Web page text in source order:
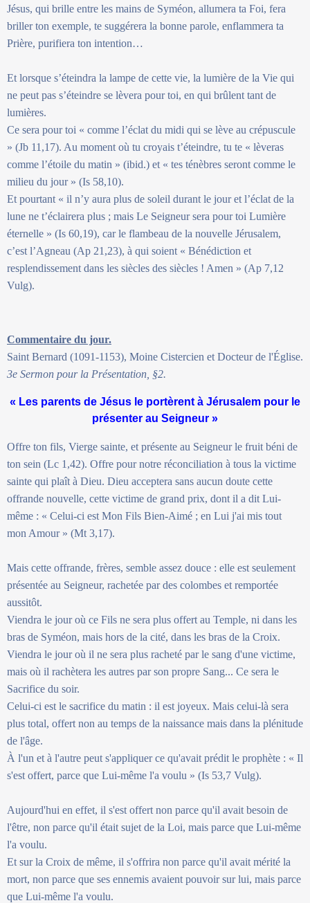
Jésus, qui brille entre les mains de Syméon, allumera ta Foi, fera
briller ton exemple, te suggérera la bonne parole, enflammera ta
Prière, purifiera ton intention…
Et lorsque s’éteindra la lampe de cette vie, la lumière de la Vie qui
ne peut pas s’éteindre se lèvera pour toi, en qui brûlent tant de
lumières.
Ce sera pour toi « comme l’éclat du midi qui se lève au crépuscule
» (Jb 11,17). Au moment où tu croyais t’éteindre, tu te « lèveras
comme l’étoile du matin » (ibid.) et « tes ténèbres seront comme le
milieu du jour » (Is 58,10).
Et pourtant « il n’y aura plus de soleil durant le jour et l’éclat de la
lune ne t’éclairera plus ; mais Le Seigneur sera pour toi Lumière
éternelle » (Is 60,19), car le flambeau de la nouvelle Jérusalem,
c’est l’Agneau (Ap 21,23), à qui soient « Bénédiction et
resplendissement dans les siècles des siècles ! Amen » (Ap 7,12
Vulg).
Commentaire du jour.
Saint Bernard (1091-1153), Moine Cistercien et Docteur de l'Église.
3e Sermon pour la Présentation, §2.
« Les parents de Jésus le portèrent à Jérusalem pour le
présenter au Seigneur »
Offre ton fils, Vierge sainte, et présente au Seigneur le fruit béni de
ton sein (Lc 1,42). Offre pour notre réconciliation à tous la victime
sainte qui plaît à Dieu. Dieu acceptera sans aucun doute cette
offrande nouvelle, cette victime de grand prix, dont il a dit Lui-
même : « Celui-ci est Mon Fils Bien-Aimé ; en Lui j'ai mis tout
mon Amour » (Mt 3,17).
Mais cette offrande, frères, semble assez douce : elle est seulement
présentée au Seigneur, rachetée par des colombes et remportée
aussitôt.
Viendra le jour où ce Fils ne sera plus offert au Temple, ni dans les
bras de Syméon, mais hors de la cité, dans les bras de la Croix.
Viendra le jour où il ne sera plus racheté par le sang d'une victime,
mais où il rachètera les autres par son propre Sang... Ce sera le
Sacrifice du soir.
Celui-ci est le sacrifice du matin : il est joyeux. Mais celui-là sera
plus total, offert non au temps de la naissance mais dans la plénitude
de l'âge.
À l'un et à l'autre peut s'appliquer ce qu'avait prédit le prophète : « Il
s'est offert, parce que Lui-même l'a voulu » (Is 53,7 Vulg).
Aujourd'hui en effet, il s'est offert non parce qu'il avait besoin de
l'être, non parce qu'il était sujet de la Loi, mais parce que Lui-même
l'a voulu.
Et sur la Croix de même, il s'offrira non parce qu'il avait mérité la
mort, non parce que ses ennemis avaient pouvoir sur lui, mais parce
que Lui-même l'a voulu.